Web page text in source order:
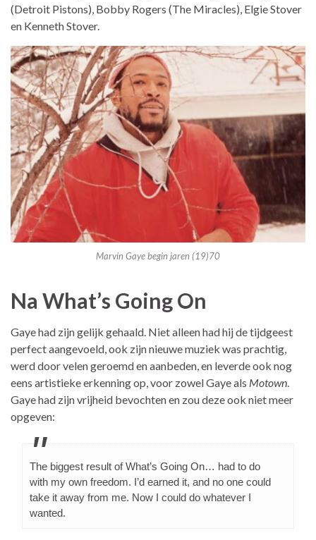
(Detroit Pistons), Bobby Rogers (The Miracles), Elgie Stover
en Kenneth Stover.
Marvin Gaye begin jaren (19)70
Na What’s Going On
Gaye had zijn gelijk gehaald. Niet alleen had hij de tijdgeest
perfect aangevoeld, ook zijn nieuwe muziek was prachtig,
werd door velen geroemd en aanbeden, en leverde ook nog
eens artistieke erkenning op, voor zowel Gaye als Motown
Gaye had zijn vrijheid bevochten en zou deze ook niet meer
opgeven:
The biggest result of What’s Going On… had to do
with my own freedom. I’d earned it, and no one could
take it away from me. Now I could do whatever I
wanted.